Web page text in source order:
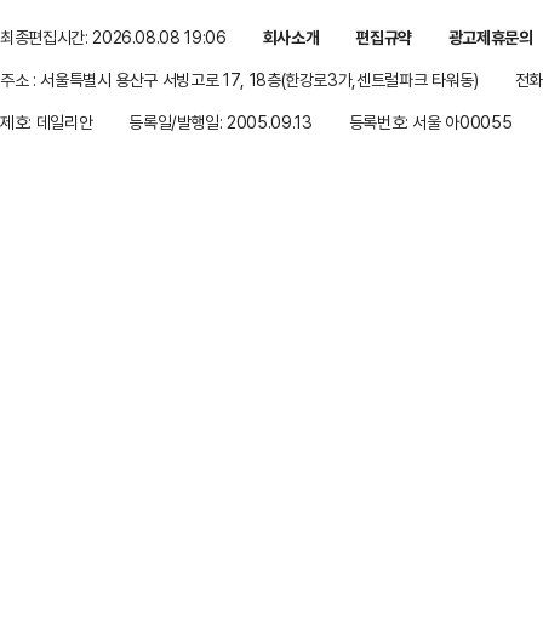
최종편집시간: 2026.08.08 19:06 회사소개 편집규약
광고제휴문의
주소 : 서울특별시 용산구 서빙고로 17, 18층(한강로3가,센트럴파크 타워동)
전
제호: 데일리안
등록일/발행일: 2005.09.13 등록번호: 서울 아00055